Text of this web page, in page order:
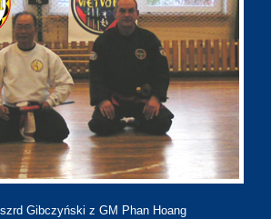
Gibczyński z GM Phan Hoang